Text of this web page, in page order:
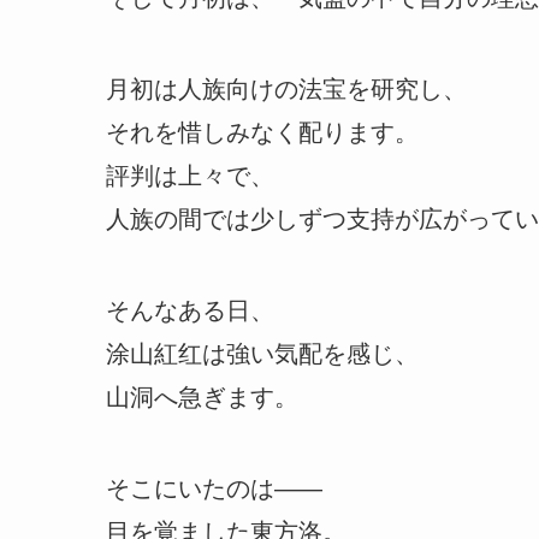
月初は人族向けの法宝を研究し、
それを惜しみなく配ります。
評判は上々で、
人族の間では少しずつ支持が広がって
そんなある日、
涂山紅红は強い気配を感じ、
山洞へ急ぎます。
そこにいたのは――
目を覚ました東方洛。